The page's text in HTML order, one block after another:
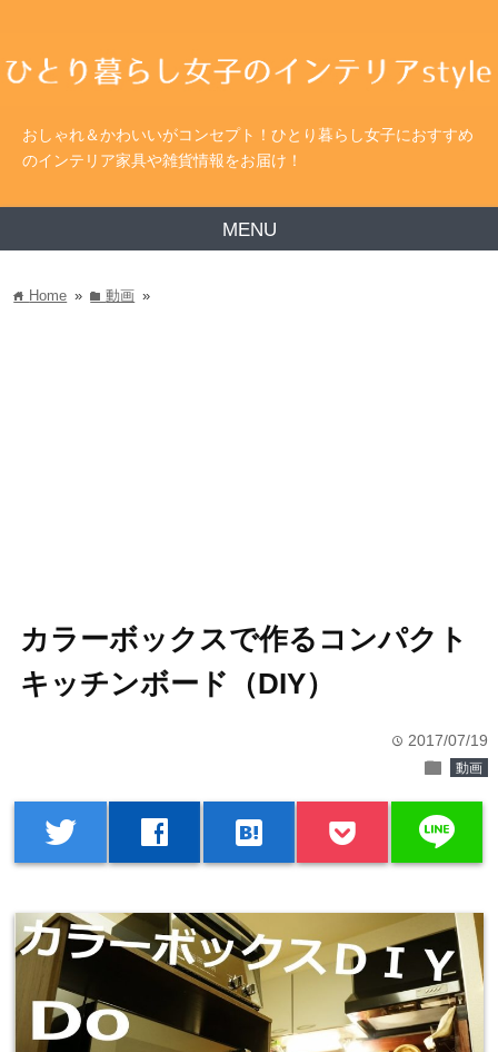
おしゃれ＆かわいいがコンセプト！ひとり暮らし女子におすすめ
のインテリア家具や雑貨情報をお届け！
MENU
home Home » folder動画 »
カラーボックスで作るコンパクト
キッチンボード（DIY）
time 2017/07/19
folder 動画
twitter facebook hatenabookmark line